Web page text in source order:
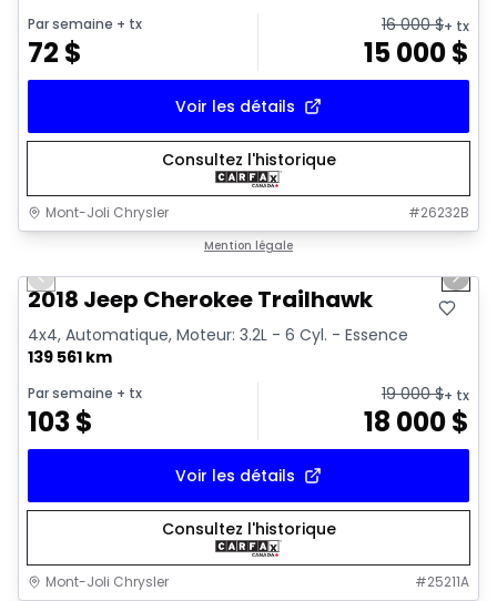
Par semaine + tx
72 $
16 000$+ tx
15 000$
Voir les détails
Consultez l'historique
Mont-Joli Chrysler #26232B
Mention légale
Previous slide Next
2018 Jeep Cherokee Trailhawk
4x4, Automatique, Moteur: 3.2L - 6 Cyl. - Essence
139 561 km
Par semaine + tx
103$
19 000$+ tx
18 000$
Voir les détails
Consultez l'historique
Mont-Joli Chrysler #25211A